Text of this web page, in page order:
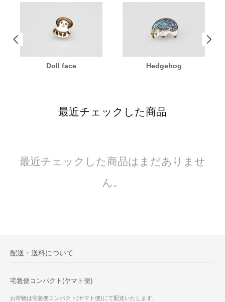
Doll face Hedgehog
最近チェックした商品
最近チェックした商品はまだありませ
ん。
配送・送料について
宅急便コンパクト(ヤマト便)
お荷物は宅急便コンパクト(ヤマト便)にて配送いたします。